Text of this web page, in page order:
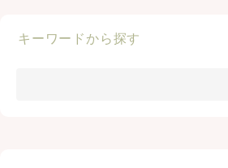
キーワードから探す